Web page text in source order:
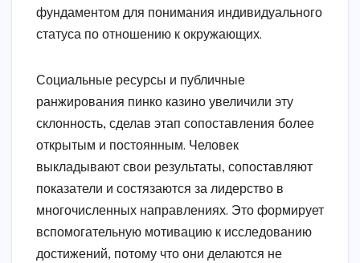
фундаментом для понимания индивидуального
статуса по отношению к окружающих.
Социальные ресурсы и публичные
ранжирования пинко казино увеличили эту
склонность, сделав этап сопоставления более
открытым и постоянным. Человек
выкладывают свои результаты, сопоставляют
показатели и состязаются за лидерство в
многочисленных направлениях. Это формирует
вспомогательную мотивацию к исследованию
достижений, потому что они делаются не